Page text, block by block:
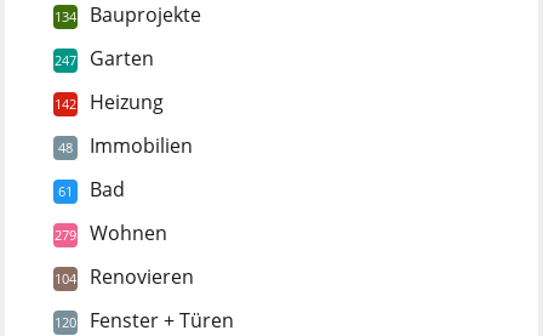
134 Bauprojekte
247 Garten
142 Heizung
48 Immobilien
61 Bad
279 Wohnen
104 Renovieren
120 Fenster + Türen